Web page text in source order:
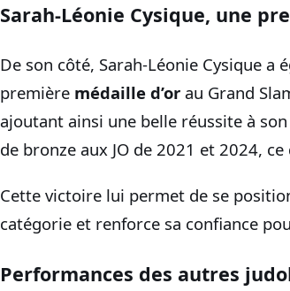
Sarah-Léonie Cysique, une
De son côté, Sarah-Léonie Cysique
première médaille d’or au Grand
ajoutant ainsi une belle réussite à
de bronze aux JO de 2021 et 2024,
Cette victoire lui permet de se
catégorie et renforce sa confiance
Performances des autres